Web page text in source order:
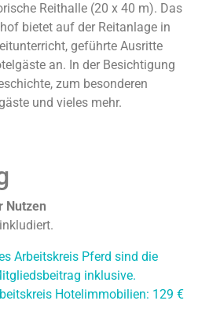
Reithalle (20 x 40 m). Das
bietet auf der Reitanlage in
geführte Ausritte
an. In der Besichtigung
zum besonderen
und vieles mehr.
Nutzen
Arbeitskreis Pferd sind die
inklusive.
Hotelimmobilien: 129 €